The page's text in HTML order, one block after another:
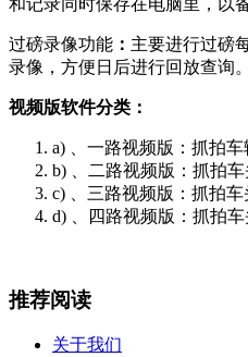
和记录同时保存在电脑里，以
过磅录像功能 ： 主要进行过磅
录像，方便日后进行回放查询
视频版软件分类：
a) 、一路视频版：抓拍
b) 、二路视频版：抓拍
c) 、三路视频版：抓拍
d) 、四路视频版：抓拍
推荐阅读
关于我们